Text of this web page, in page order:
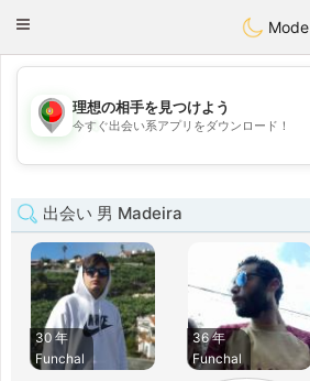
namoro
Toggle
Mode
💖
💕
理想の相手を見つけよう
今すぐ出会い系アプリをダウンロード！
出会い 男 Madeira
30 年
Funchal
36 年
Funchal